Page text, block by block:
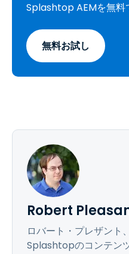
Splashtop AEMを無料
無料お試し
Robert
ロバート・プレザント
Splashtopのコンテン